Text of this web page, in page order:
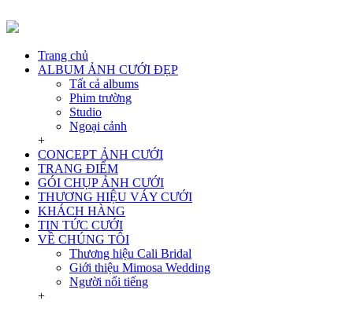
Trang chủ
ALBUM ẢNH CƯỚI ĐẸP
Tất cả albums
Phim trường
Studio
Ngoại cảnh
+
CONCEPT ẢNH CƯỚI
TRANG ĐIỂM
GÓI CHỤP ẢNH CƯỚI
THƯƠNG HIỆU VÁY CƯỚI
KHÁCH HÀNG
TIN TỨC CƯỚI
VỀ CHÚNG TÔI
Thương hiệu Cali Bridal
Giới thiệu Mimosa Wedding
Người nổi tiếng
+